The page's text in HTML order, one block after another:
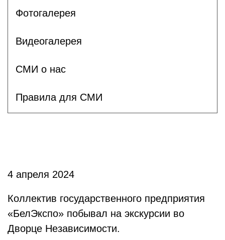
Фотогалерея
Видеогалерея
СМИ о нас
Правила для СМИ
4 апреля 2024
Коллектив государственного предприятия
«БелЭкспо» побывал на экскурсии во
Дворце Независимости.